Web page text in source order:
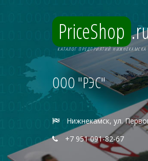
PriceShop
КАТАЛОГ ПРЕДПРИЯТИЙ НИЖНЕКАМСКА
ООО "РЭС"
Нижнекамск, ул.
+7 951 091-82-67